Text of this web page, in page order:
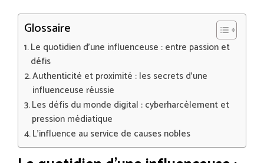
Glossaire
Le quotidien d’une influenceuse : entre passion et
défis
Authenticité et proximité : les secrets d’une
influenceuse réussie
Les défis du monde digital : cyberharcèlement et
pression médiatique
L’influence au service de causes nobles